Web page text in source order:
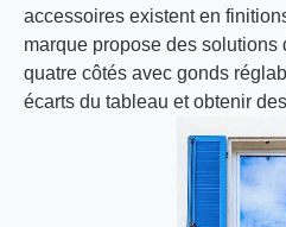
accessoires existent en
marque propose des solutions
quatre côtés avec gonds
écarts du tableau et obtenir